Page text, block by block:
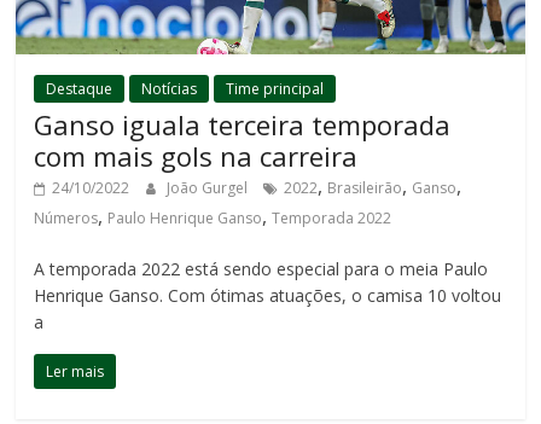
Destaque Notícias Time principal
Ganso iguala terceira temporada
com mais gols na carreira
24/10/2022 João Gurgel 2022, Brasileirão, Ganso,
Números, Paulo Henrique Ganso,Temporada 2022
A temporada 2022 está sendo especial para o meia Paulo
Henrique Ganso. Com ótimas atuações, o camisa 10 voltou
a
Ler mais